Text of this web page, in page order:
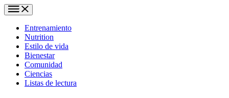
Entrenamiento
Nutrition
Estilo de vida
Bienestar
Comunidad
Ciencias
Listas de lectura